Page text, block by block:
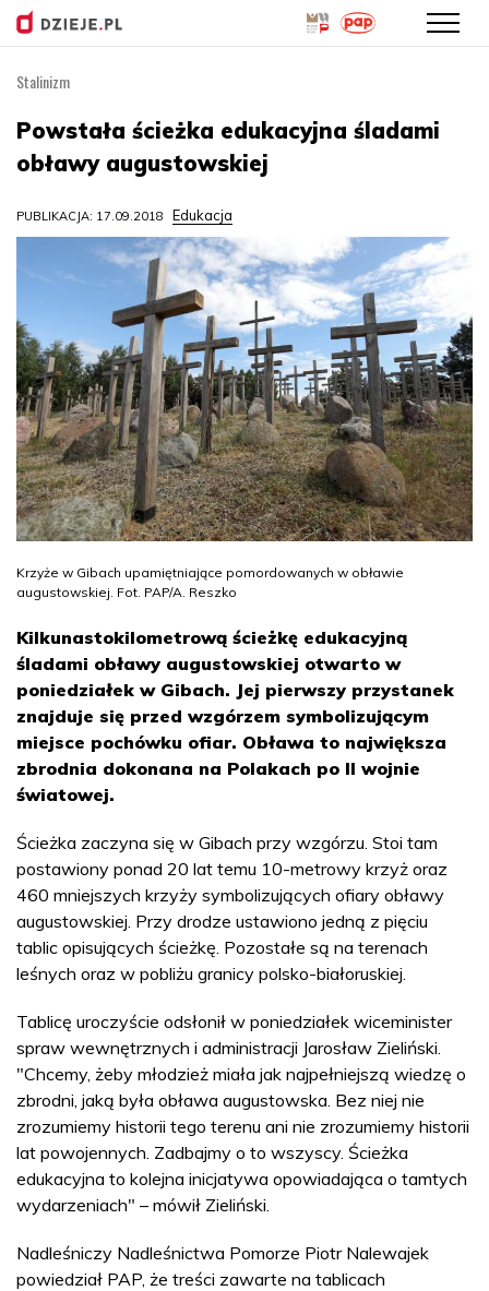
treści
Stalinizm
Powstała ścieżka edukacyjna śladami
obławy augustowskiej
PUBLIKACJA: 17.09.2018 Edukacja
Krzyże w Gibach upamiętniające pomordowanych w obławie
augustowskiej. Fot. PAP/A. Reszko
Kilkunastokilometrową ścieżkę edukacyjną
śladami obławy augustowskiej otwarto w
poniedziałek w Gibach. Jej pierwszy przystanek
znajduje się przed wzgórzem symbolizującym
miejsce pochówku ofiar. Obława to największa
zbrodnia dokonana na Polakach po II wojnie
światowej.
Ścieżka zaczyna się w Gibach przy wzgórzu. Stoi tam
postawiony ponad 20 lat temu 10-metrowy krzyż oraz
460 mniejszych krzyży symbolizujących ofiary obławy
augustowskiej. Przy drodze ustawiono jedną z pięciu
tablic opisujących ścieżkę. Pozostałe są na terenach
leśnych oraz w pobliżu granicy polsko-białoruskiej.
Tablicę uroczyście odsłonił w poniedziałek wiceminister
spraw wewnętrznych i administracji Jarosław Zieliński.
"Chcemy, żeby młodzież miała jak najpełniejszą wiedzę o
zbrodni, jaką była obława augustowska. Bez niej nie
zrozumiemy historii tego terenu ani nie zrozumiemy historii
lat powojennych. Zadbajmy o to wszyscy. Ścieżka
edukacyjna to kolejna inicjatywa opowiadająca o tamtych
wydarzeniach" – mówił Zieliński.
Nadleśniczy Nadleśnictwa Pomorze Piotr Nalewajek
powiedział PAP, że treści zawarte na tablicach